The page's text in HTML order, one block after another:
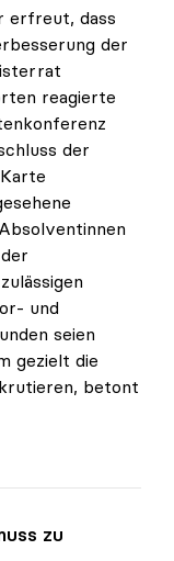
erfreut, dass
der
reagierte
der
und
seien
gezielt die
betont
der
zu